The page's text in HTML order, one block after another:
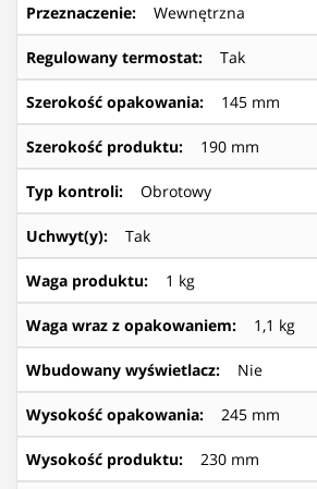
Przeznaczenie: Wewnętrzna
Regulowany termostat: Tak
Szerokość opakowania: 145 mm
Szerokość produktu: 190 mm
Typ kontroli: Obrotowy
Uchwyt(y): Tak
Waga produktu: 1 kg
Waga wraz z opakowaniem: 1,1 kg
Wbudowany wyświetlacz: Nie
Wysokość opakowania: 245 mm
Wysokość produktu: 230 mm